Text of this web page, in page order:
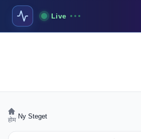
Live
होम Ny Steget